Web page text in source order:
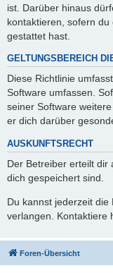
ist. Darüber hinaus
kontaktieren, sofern
gestattet hast.
GELTUNGSBEREICH
Diese Richtlinie
Software umfassen.
seiner Software
er dich darüber
AUSKUNFTSRECHT
Der Betreiber erteilt dir
dich gespeichert sind.
Du kannst jederzeit die
verlangen. Kontaktiere
Foren-Übersicht